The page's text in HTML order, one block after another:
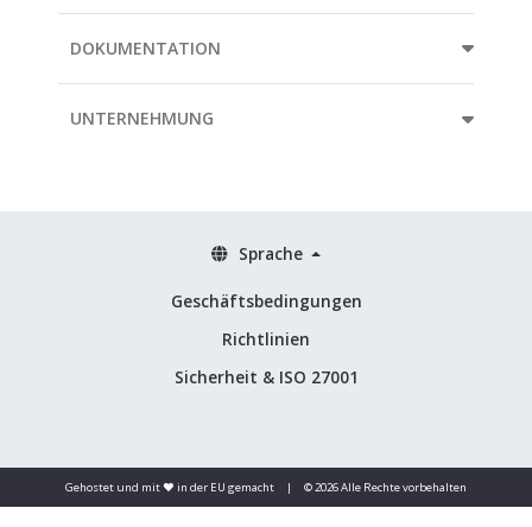
DOKUMENTATION
UNTERNEHMUNG
Geschäftsbedingungen
Richtlinien
Sicherheit & ISO 27001
Sprache
Gehostet und mit ❤️ in der EU gemacht | © 2026 Alle Rechte vorbehalten